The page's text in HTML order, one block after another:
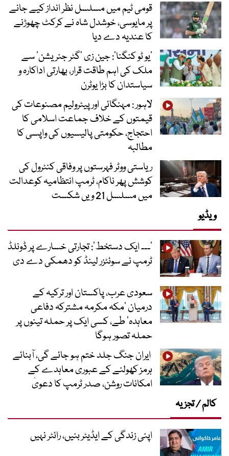
قومی ٹیم میں مسلسل نظر انداز کیے جانے
پر مایوسی، خوشدل شاہ نے کرکٹ چھوڑنے
کا عندیہ دے دیا
’یو ٹو کنگنا‘: جین زی ’گٹر جنریشن‘ سے
ملک کی اہم طاقت قرار، بھارتی اداکارہ و
سیاستدان کا بڑا یوٹرن
لاہور : مہنگائی اور پیٹرولیم مصنوعات کی
قیمتوں کے خلاف جماعت اسلامی کا
احتجاج، حکومتی پالیسیوں کی واپسی کا
مطالبہ
ریاستی ووٹر فہرستوں پر وفاقی کنٹرول کی
کوشش پھر ناکام، ٹرمپ انتظامیہ کوعدالت
میں مسلسل 21 ویں شکست
ویڈیو
’۔۔۔ ایک دستخط‘: تجارتی خسارے پر ڈونلڈ
ٹرمپ نے سوئٹزر لینڈ کو دھمکی دے دی
سعودی عرب، پاکستان اور ترکیہ کے
درمیان ’مکہ مکرمہ مشترکہ دفاعی
معاہدہ‘ طے، کسی ایک پر حملہ تینوں پر
حملہ تصور ہوگا
ایران جنگ جلد ختم ہو جائے گی، آبنائے
ہرمز کھولنے کے عبوری معاہدے کے
امکانات روشن، صدر ٹرمپ کا دعویٰ
کالم / تجزیہ
اپنی زندگی کے ایڈیٹر بنیں، رائٹر نہیں